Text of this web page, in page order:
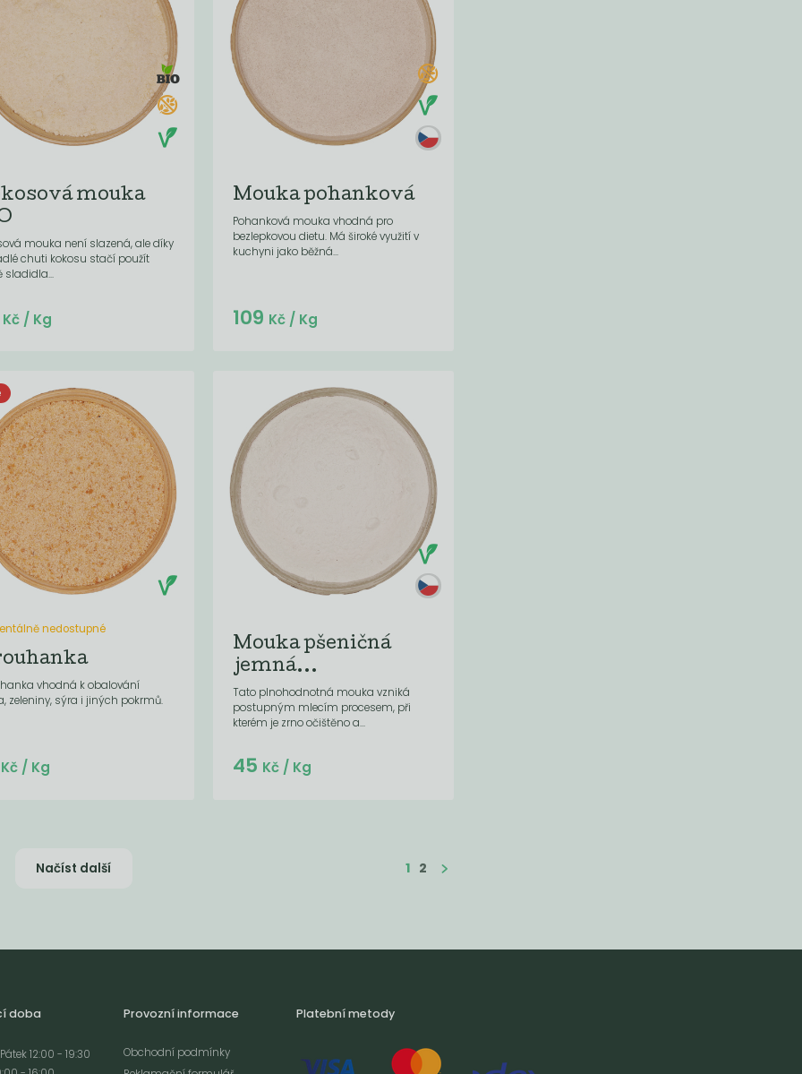
mouka
mouka není slazená, ale díky
chuti kokosu stačí použít
sladidla...
Do košíku:
Kč / Kg
Mouka pohanková
Pohanková mouka vhodná pro
bezlepkovou dietu. Má široké využití v
kuchyni jako běžná...
Do košíku:
109 Kč/ Kg
nedostupné
vhodná k obalování
zeleniny, sýra i jiných pokrmů.
Kč / Kg
Mouka pšeničná
jemná...
Tato plnohodnotná mouka vzniká
postupným mlecím procesem, při
kterém je zrno očištěno a...
Do košíku:
45 Kč/ Kg
Načíst další 1 2
doba
12:00 - 19:30
Provozní informace
Obchodní podmínky
Platební metody